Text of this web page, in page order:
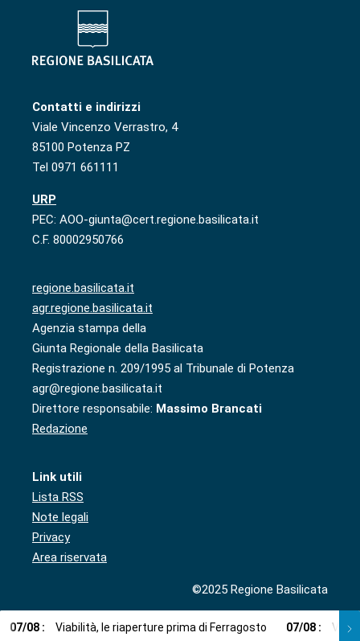
Contatti e indirizzi
Viale Vincenzo Verrastro, 4
85100 Potenza PZ
Tel 0971 661111
URP
PEC: AOO-giunta@cert.regione.basilicata.it
C.F. 80002950766
regione.basilicata.it
agr.regione.basilicata.it
Agenzia stampa della
Giunta Regionale della Basilicata
Registrazione n. 209/1995 al Tribunale di Potenza
agr@regione.basilicata.it
Direttore responsabile: Massimo Brancati
Redazione
Link utili
Lista RSS
Note legali
Privacy
Area riservata
©2025 Regione Basilicata
07/08 : Viabilità, le riaperture prima di Ferragosto 07/08 : Via